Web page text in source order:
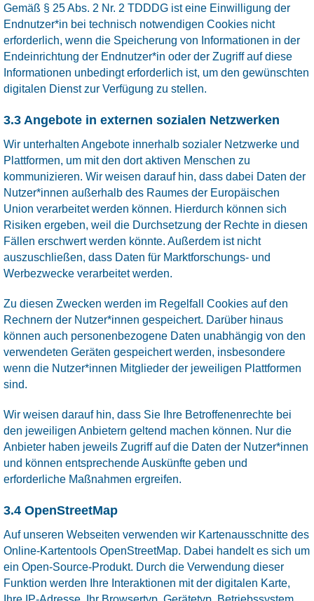
Gemäß § 25 Abs. 2 Nr. 2 TDDDG ist eine Einwilligung der
Endnutzer*in bei technisch notwendigen Cookies nicht
erforderlich, wenn die Speicherung von Informationen in der
Endeinrichtung der Endnutzer*in oder der Zugriff auf diese
Informationen unbedingt erforderlich ist, um den gewünschten
digitalen Dienst zur Verfügung zu stellen.
3.3 Angebote in externen sozialen Netzwerken
Wir unterhalten Angebote innerhalb sozialer Netzwerke und
Plattformen, um mit den dort aktiven Menschen zu
kommunizieren. Wir weisen darauf hin, dass dabei Daten der
Nutzer*innen außerhalb des Raumes der Europäischen
Union verarbeitet werden können. Hierdurch können sich
Risiken ergeben, weil die Durchsetzung der Rechte in diesen
Fällen erschwert werden könnte. Außerdem ist nicht
auszuschließen, dass Daten für Marktforschungs- und
Werbezwecke verarbeitet werden.
Zu diesen Zwecken werden im Regelfall Cookies auf den
Rechnern der Nutzer*innen gespeichert. Darüber hinaus
können auch personenbezogene Daten unabhängig von den
verwendeten Geräten gespeichert werden, insbesondere
wenn die Nutzer*innen Mitglieder der jeweiligen Plattformen
sind.
Wir weisen darauf hin, dass Sie Ihre Betroffenenrechte bei
den jeweiligen Anbietern geltend machen können. Nur die
Anbieter haben jeweils Zugriff auf die Daten der Nutzer*innen
und können entsprechende Auskünfte geben und
erforderliche Maßnahmen ergreifen.
3.4 OpenStreetMap
Auf unseren Webseiten verwenden wir Kartenausschnitte des
Online-Kartentools OpenStreetMap. Dabei handelt es sich um
ein Open-Source-Produkt. Durch die Verwendung dieser
Funktion werden Ihre Interaktionen mit der digitalen Karte,